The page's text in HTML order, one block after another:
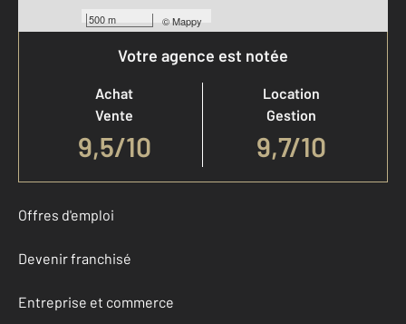
500 m ©Mappy
Votre agence est notée
Achat
Vente
9,5/10
Location
Gestion
9,7/10
Offres d'emploi
Devenir franchisé
Entreprise et commerce